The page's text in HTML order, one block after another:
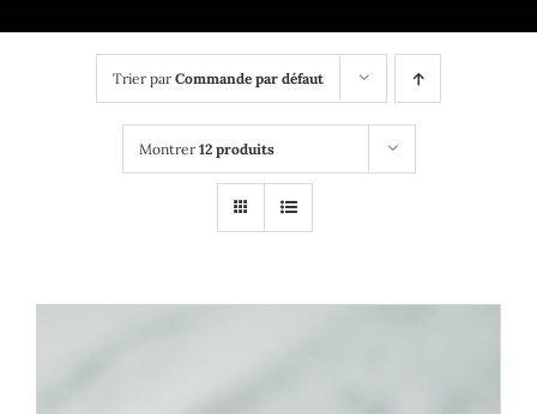
Cours de cuisine
Trier par Commande par défaut
Montrer 12 produits